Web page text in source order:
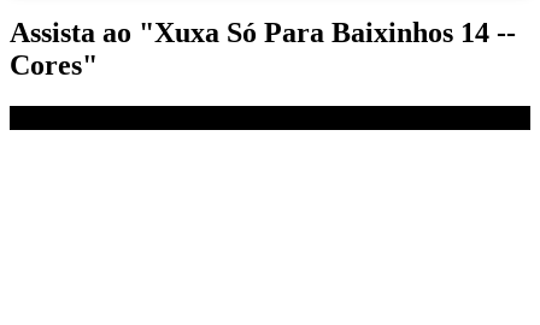
Assista ao "Xuxa Só Para Baixinhos 14 --
Cores"